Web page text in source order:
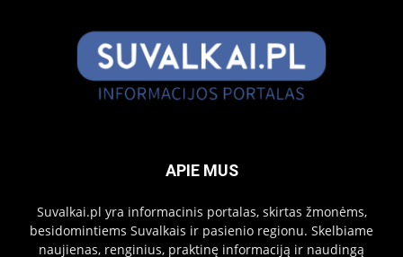
APIE MUS
Suvalkai.pl yra informacinis portalas, skirtas žmonėms,
besidomintiems Suvalkais ir pasienio regionu. Skelbiame
naujienas, renginius, praktinę informaciją ir naudingą